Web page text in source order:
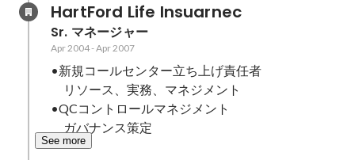
エスト受付、説明 リソース管
理、工数管理 オフショアメンバ
ートレーニング 委託先の商
品、業務、日本語
HartFord Life Insuarnec
Sr. マネージャー
Apr 2004-Apr 2007
•新規コールセンター立ち上げ責任者
リソース、実務、マネジメント
•QCコントロールマネジメント
ガバナンス策定
See more